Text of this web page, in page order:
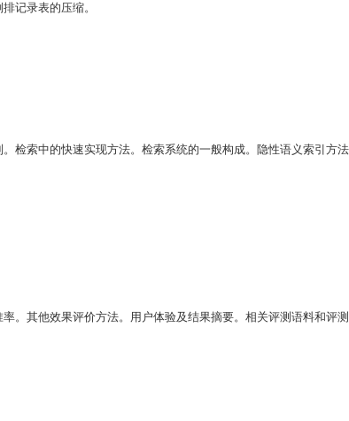
记录表的压缩。
检索中的快速实现方法。检索系统的一般构成。隐性语义索引方
。其他效果评价方法。用户体验及结果摘要。相关评测语料和评